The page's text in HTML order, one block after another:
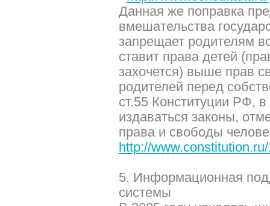
Данная же поправка
вмешательства
запрещает родителям
ставит права детей
захочется) выше прав
родителей перед
ст.55 Конституции РФ,
издаваться законы,
права и свободы
http://
5. Информационная
системы